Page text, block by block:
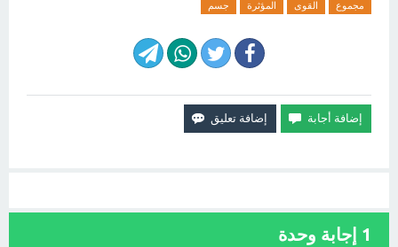
مجموع القوى المؤثرة جسم
1 إجابة وحدة